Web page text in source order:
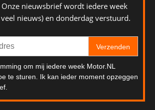
nieuwsbrief wordt iedere week
nieuws) en donderdag verstuurd.
Verzenden
om mij iedere week Motor.NL
te sturen. Ik kan ieder moment opzeggen